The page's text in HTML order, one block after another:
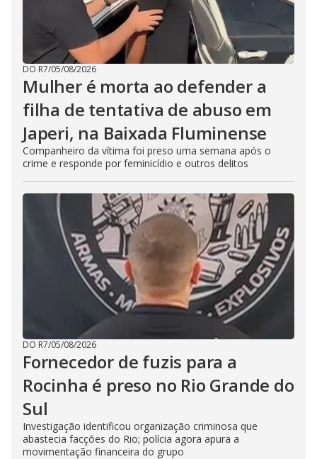
DO R7/05/08/2026
Mulher é morta ao defender a
filha de tentativa de abuso em
Japeri, na Baixada Fluminense
Companheiro da vítima foi preso uma semana após o
crime e responde por feminicídio e outros delitos
DO R7/05/08/2026
Fornecedor de fuzis para a
Rocinha é preso no Rio Grande do
Sul
Investigação identificou organização criminosa que
abastecia facções do Rio; polícia agora apura a
movimentação financeira do grupo